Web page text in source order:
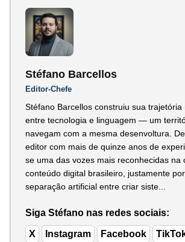
Stéfano Barcellos
Editor-Chefe
Stéfano Barcellos construiu sua trajetória
entre tecnologia e linguagem — um
navegam com a mesma desenvoltura.
editor com mais de quinze anos de
se uma das vozes mais reconhecidas na
conteúdo digital brasileiro, justamente
separação artificial entre criar siste...
Siga Stéfano nas redes sociais:
X Instagram Facebook